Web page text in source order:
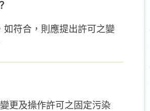
符合，則應提出許可之變
更及操作許可之固定污染